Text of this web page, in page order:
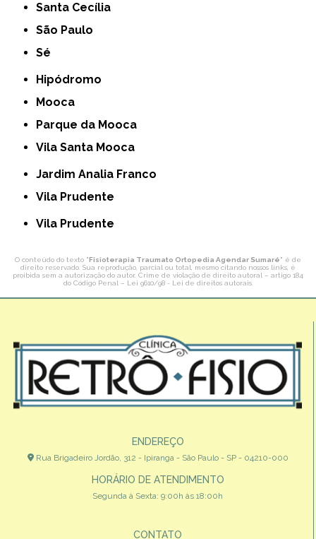
Santa Cecília
São Paulo
Sé
Hipódromo
Mooca
Parque da Mooca
Vila Santa Mooca
Jardim Analia Franco
Vila Prudente
Vila Prudente
O conteúdo do texto "Fisioterapia Traumato Ortopedia Agendar Sumaré" é de
direito reservado. Sua reprodução, parcial ou total, mesmo citando nossos links, é
proibida sem a autorização do autor. Crime de violação de direito autoral – artigo 184
do Código Penal – Lei 9610/98 - Lei de direitos autorais.
ENDEREÇO
Rua Brigadeiro Jordão, 312 - Ipiranga - São Paulo - SP - 04210-000
HORÁRIO DE ATENDIMENTO
Segunda à Sexta: 9:00h às 18:00h
CONTATO